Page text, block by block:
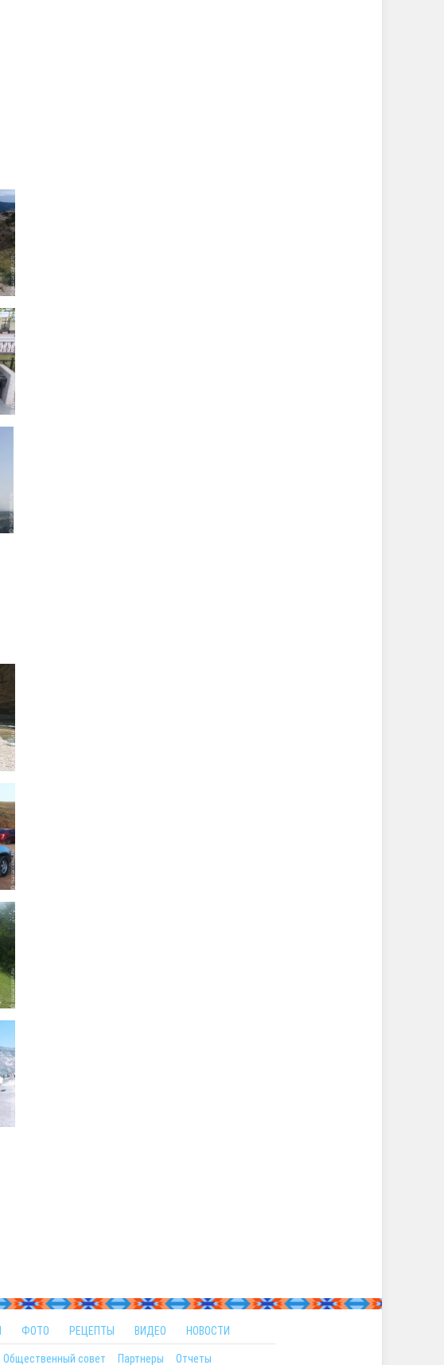
ФОТО РЕЦЕПТЫ ВИДЕО НОВОСТИ
Общественный совет Партнеры Отчеты